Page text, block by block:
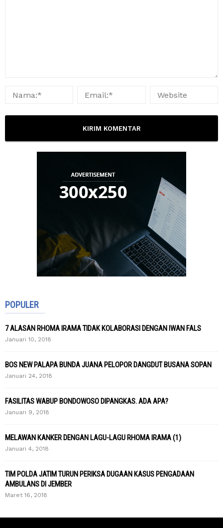
POPULER
7 ALASAN RHOMA IRAMA TIDAK KOLABORASI DENGAN IWAN FALS
Januari 10, 2018
BOS NEW PALAPA BUNDA JUANA PELOPOR DANGDUT BUSANA SOPAN
Januari 24, 2018
FASILITAS WABUP BONDOWOSO DIPANGKAS. ADA APA?
Januari 9, 2018
MELAWAN KANKER DENGAN LAGU-LAGU RHOMA IRAMA (1)
Januari 4, 2018
TIM POLDA JATIM TURUN PERIKSA DUGAAN KASUS PENGADAAN
AMBULANS DI JEMBER
Maret 16, 2018